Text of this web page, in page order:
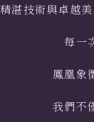
精湛技術與卓越
每一
鳳凰象
我們不